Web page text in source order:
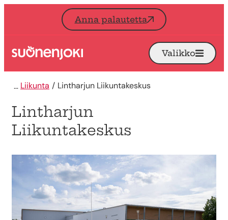
Siirry sisältöön
Anna palautetta
Etusivu Avaa
Valikko
Liikunta Lintharjun Liikuntakeskus
Lintharjun
Liikuntakeskus